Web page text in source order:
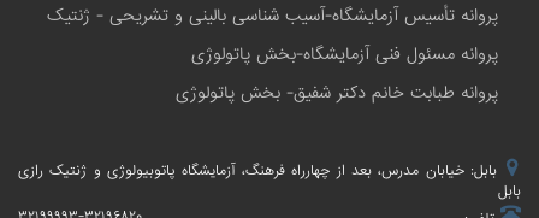
پروانه تأسیس آزمایشگاه-آسیب شناسی بالینی و تشریحی - ژنتیک
پروانه مسئول فنی آزمایشگاه-بخش پاتولوژی
پروانه طبابت خانم دکتر شفیق- بخش پاتولوژی
بابل: خیابان مدرس، بعد از چهارراه فرهنگ، آزمایشگاه پاتوبیولوژی و ژنتیک رازی
بابل